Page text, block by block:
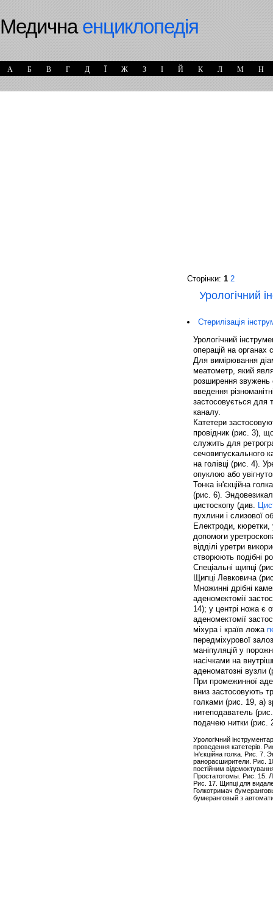
Медичнаенциклопедія
А Б В Г Д Ї Ж З І Й К Л М Н
Сторінки: 1 2
Урологічний
Стерилізація
Урологічний
операцій на органах
Для вимірювання
меатометр, який
розширення звужень
введення
застосовується для
каналу.
Катетери
провідник (рис. 3),
служить для
сечовипускального
на голівці (рис. 4).
опуклою або
Тонка ін'єкційна
(рис. 6).
цистоскопу (див.
пухлини і слизової
Електроди, кюретки,
допомоги
відділі уретри
створюють подібні
Спеціальні щипці
Щипці Левковича
Множинні дрібні
аденомектомії
14); у центрі ножа є
аденомектомії
міхура і країв ложа
передміхурової
маніпуляцій у
насічками на
аденоматозні вузли
При промежинної
вниз застосовують
голками (рис. 19, а)
нитеподаватель
подачею нитки (рис.
Урологічний
проведення катетерів.
Ін'єкційна голка. Рис.
ранорасширители. Рис.
постійним
Простатотомы. Рис. 15.
Рис. 17. Щипці для
Голкотримач
бумеранговый з